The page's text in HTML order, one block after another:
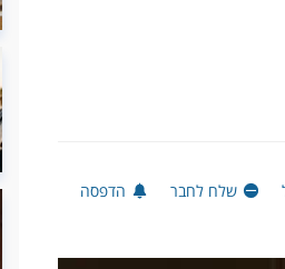
שלח לחבר הדפסה